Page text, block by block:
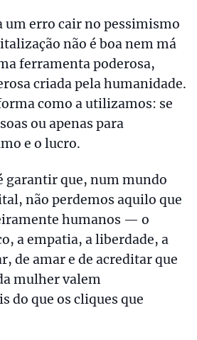
um erro cair no pessimismo
não é boa nem má
ferramenta poderosa,
criada pela humanidade.
como a utilizamos: se
ou apenas para
e o lucro.
garantir que, num mundo
não perdemos aquilo que
humanos — o
a empatia, a liberdade, a
de amar e de acreditar que
mulher valem
do que os cliques que